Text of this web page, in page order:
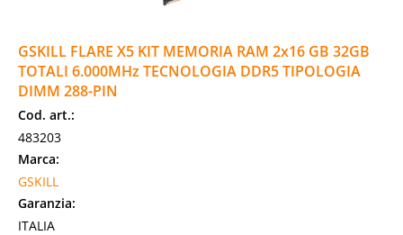
GSKILL FLARE X5 KIT MEMORIA RAM 2x16 GB 32GB
TOTALI 6.000MHz TECNOLOGIA DDR5 TIPOLOGIA
DIMM 288-PIN
Cod. art.:
483203
Marca:
GSKILL
Garanzia:
ITALIA